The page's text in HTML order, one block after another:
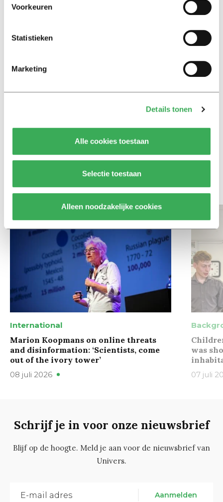
Voorkeuren
Statistieken
Marketing
Details tonen
Alle cookies toestaan
Selectie toestaan
Alleen noodzakelijke cookies
Hunger Game: ‘Ik schrok, we
kregen er een paar miljoen
slaapmiddelen: zo komen
Column
Maak het onderwijs flexibel,
kunnen ontwikkelen
Bekijk meer recent nieuws
International
Marion Koopmans on online threats
and disinformation: ‘Scientists, come
out of the ivory tower’
08 juli 2026
was
07 juli
Schrijf je in voor onze nieuwsbrief
Blijf op de hoogte. Meld je aan voor de nieuwsbrief van
Univers.
Aanmelden